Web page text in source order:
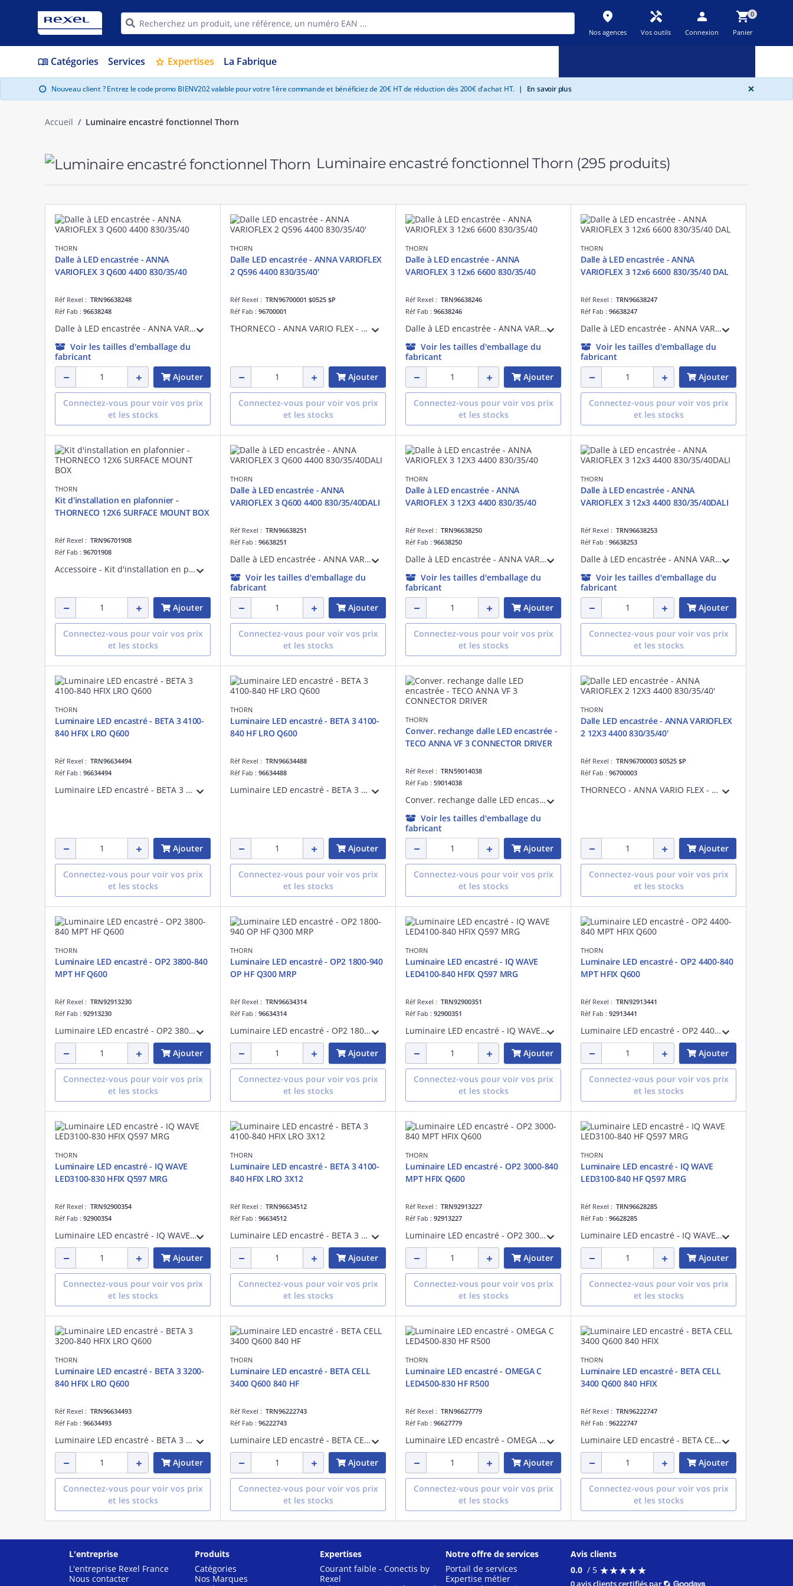
place
Nos agences
handyman
Vos outils
person
Connexion
shopping_cart0
Panier
menu_book Catégories Services star Expertises La Fabrique
info Nouveau client ? Entrez le code promo BIENV202 valable pour votre 1ère commande et bénéficiez de 20€ HT de réduction dès 200€ d'achat HT. | En savoir plus ×
Accueil Luminaire encastré fonctionnel Thorn
Luminaire encastré fonctionnel Thorn (295 produits)
THORN
Dalle à LED encastrée - ANNA
VARIOFLEX 3 Q600 4400 830/35/40
Réf Rexel : TRN96638248
Réf Fab : 96638248
Dalle à LED encastrée - ANNA VARIOFLEX 3 Q600 4400 830/35/40 - Câble pour raccordement de luminaires ¿ 3000K
Voir les tailles d'emballage du
fabricant
Ajouter
Connectez-vous pour voir vos prix
et les stocks
THORN
Dalle LED encastrée - ANNA VARIOFLEX
2 Q596 4400 830/35/40'
Réf Rexel : TRN96700001 $0525 $P
Réf Fab : 96700001
THORNECO - ANNA VARIO FLEX - Dalle LED encastrée UGR< 19 à technologie FLEX avec température de couleur réglable de 3000K, 3500K ou 4000K via un interrupteur situé sur le luminaire. Flux réglable (Vario) de 3000 à 4400 lm. Diffuseur opale.
Ajouter
Connectez-vous pour voir vos prix
et les stocks
THORN
Dalle à LED encastrée - ANNA
VARIOFLEX 3 12x6 6600 830/35/40
Réf Rexel : TRN96638246
Réf Fab : 96638246
Dalle à LED encastrée - ANNA VARIOFLEX 3 12x6 6600 830/35/40 - Câble pour raccordement de luminaires ¿ 47W ¿ 3000K
Voir les tailles d'emballage du
fabricant
Ajouter
Connectez-vous pour voir vos prix
et les stocks
THORN
Dalle à LED encastrée - ANNA
VARIOFLEX 3 12x6 6600 830/35/40 DAL
Réf Rexel : TRN96638247
Réf Fab : 96638247
Dalle à LED encastrée - ANNA VARIOFLEX 3 12x6 6600 830/35/40 DAL - Boîtier de commande pour pilotage de projecteurs LED ¿ 47W ¿ 3000K ¿ version DALI
Voir les tailles d'emballage du
fabricant
Ajouter
Connectez-vous pour voir vos prix
et les stocks
THORN
Kit d'installation en plafonnier -
THORNECO 12X6 SURFACE MOUNT BOX
Réf Rexel : TRN96701908
Réf Fab : 96701908
Accessoire - Kit d'installation en plafonnier - THORNECO 12X6 SURFACE MOUNT BOX
Ajouter
Connectez-vous pour voir vos prix
et les stocks
THORN
Dalle à LED encastrée - ANNA
VARIOFLEX 3 Q600 4400 830/35/40DALI
Réf Rexel : TRN96638251
Réf Fab : 96638251
Dalle à LED encastrée - ANNA VARIOFLEX 3 Q600 4400 830/35/40DALI - Boîtier de commande pour pilotage de projecteurs LED ¿ 35W ¿ 3000K ¿ version DALI
Voir les tailles d'emballage du
fabricant
Ajouter
Connectez-vous pour voir vos prix
et les stocks
THORN
Dalle à LED encastrée - ANNA
VARIOFLEX 3 12X3 4400 830/35/40
Réf Rexel : TRN96638250
Réf Fab : 96638250
Dalle à LED encastrée - ANNA VARIOFLEX 3 12X3 4400 830/35/40 - Câble pour raccordement de luminaires ¿ 3000K
Voir les tailles d'emballage du
fabricant
Ajouter
Connectez-vous pour voir vos prix
et les stocks
THORN
Dalle à LED encastrée - ANNA
VARIOFLEX 3 12x3 4400 830/35/40DALI
Réf Rexel : TRN96638253
Réf Fab : 96638253
Dalle à LED encastrée - ANNA VARIOFLEX 3 12x3 4400 830/35/40DALI - Boîtier de commande pour pilotage de projecteurs LED ¿ 35W ¿ 3000K ¿ version DALI
Voir les tailles d'emballage du
fabricant
Ajouter
Connectez-vous pour voir vos prix
et les stocks
THORN
Luminaire LED encastré - BETA 3 4100-
840 HFIX LRO Q600
Réf Rexel : TRN96634494
Réf Fab : 96634494
Luminaire LED encastré - BETA 3 4100-840 HFIX LRO Q600 - Accessoire pour installation d'éclairage ¿ 4100 lm ¿ 33.6W ¿ 4000K ¿ version DALI
Ajouter
Connectez-vous pour voir vos prix
et les stocks
THORN
Luminaire LED encastré - BETA 3 4100-
840 HF LRO Q600
Réf Rexel : TRN96634488
Réf Fab : 96634488
Luminaire LED encastré - BETA 3 4100-840 HF LRO Q600 - Accessoire pour installation d'éclairage ¿ 4100 lm ¿ 33.6W ¿ 4000K
Ajouter
Connectez-vous pour voir vos prix
et les stocks
THORN
Conver. rechange dalle LED encastrée -
TECO ANNA VF 3 CONNECTOR DRIVER
Réf Rexel : TRN59014038
Réf Fab : 59014038
Conver. rechange dalle LED encastrée - TECO ANNA VF 3 CONNECTOR DRIVER - Boîtier de commande pour pilotage de projecteurs LED
Voir les tailles d'emballage du
fabricant
Ajouter
Connectez-vous pour voir vos prix
et les stocks
THORN
Dalle LED encastrée - ANNA VARIOFLEX
2 12X3 4400 830/35/40'
Réf Rexel : TRN96700003 $0525 $P
Réf Fab : 96700003
THORNECO - ANNA VARIO FLEX - Dalle LED encastrée UGR< 19 à technologie FLEX avec température de couleur réglable de 3000K, 3500K ou 4000K via un interrupteur situé sur le luminaire. Flux réglable (Vario) de 3000 à 4400 lm. Diffuseur opale.
Ajouter
Connectez-vous pour voir vos prix
et les stocks
THORN
Luminaire LED encastré - OP2 3800-840
MPT HF Q600
Réf Rexel : TRN92913230
Réf Fab : 92913230
Luminaire LED encastré - OP2 3800-840 MPT HF Q600 - Plafonnier LED encastré pour éclairage intérieur performant ¿ 3800 lm ¿ 29.9W ¿ 4000K ¿ IP20
Ajouter
Connectez-vous pour voir vos prix
et les stocks
THORN
Luminaire LED encastré - OP2 1800-940
OP HF Q300 MRP
Réf Rexel : TRN96634314
Réf Fab : 96634314
Luminaire LED encastré - OP2 1800-940 OP HF Q300 MRP - Plafonnier LED pour éclairage intérieur performant ¿ 1710 lm ¿ 19.2W ¿ 4000K ¿ IP20
Ajouter
Connectez-vous pour voir vos prix
et les stocks
THORN
Luminaire LED encastré - IQ WAVE
LED4100-840 HFIX Q597 MRG
Réf Rexel : TRN92900351
Réf Fab : 92900351
Luminaire LED encastré - IQ WAVE LED4100-840 HFIX Q597 MRG - Accessoire pour installation d'éclairage ¿ 4250 lm ¿ 40W ¿ 4000K ¿ version DALI
Ajouter
Connectez-vous pour voir vos prix
et les stocks
THORN
Luminaire LED encastré - OP2 4400-840
MPT HFIX Q600
Réf Rexel : TRN92913441
Réf Fab : 92913441
Luminaire LED encastré - OP2 4400-840 MPT HFIX Q600 - Plafonnier LED encastré pour éclairage intérieur performant ¿ 4450 lm ¿ 35W ¿ 4000K ¿ IP20 ¿ version DALI
Ajouter
Connectez-vous pour voir vos prix
et les stocks
THORN
Luminaire LED encastré - IQ WAVE
LED3100-830 HFIX Q597 MRG
Réf Rexel : TRN92900354
Réf Fab : 92900354
Luminaire LED encastré - IQ WAVE LED3100-830 HFIX Q597 MRG - Accessoire pour installation d'éclairage ¿ 3050 lm ¿ 30W ¿ 3000K ¿ version DALI
Ajouter
Connectez-vous pour voir vos prix
et les stocks
THORN
Luminaire LED encastré - BETA 3 4100-
840 HFIX LRO 3X12
Réf Rexel : TRN96634512
Réf Fab : 96634512
Luminaire LED encastré - BETA 3 4100-840 HFIX LRO 3X12 - Accessoire pour installation d'éclairage ¿ 4100 lm ¿ 33.6W ¿ 4000K ¿ version DALI
Ajouter
Connectez-vous pour voir vos prix
et les stocks
THORN
Luminaire LED encastré - OP2 3000-840
MPT HFIX Q600
Réf Rexel : TRN92913227
Réf Fab : 92913227
Luminaire LED encastré - OP2 3000-840 MPT HFIX Q600 - Plafonnier LED encastré pour éclairage intérieur performant ¿ 3000 lm ¿ 23.7W ¿ 4000K ¿ IP20 ¿ version DALI
Ajouter
Connectez-vous pour voir vos prix
et les stocks
THORN
Luminaire LED encastré - IQ WAVE
LED3100-840 HF Q597 MRG
Réf Rexel : TRN96628285
Réf Fab : 96628285
Luminaire LED encastré - IQ WAVE LED3100-840 HF Q597 MRG - Accessoire pour installation d'éclairage ¿ 3200 lm ¿ 30W ¿ 4000K
Ajouter
Connectez-vous pour voir vos prix
et les stocks
THORN
Luminaire LED encastré - BETA 3 3200-
840 HFIX LRO Q600
Réf Rexel : TRN96634493
Réf Fab : 96634493
Luminaire LED encastré - BETA 3 3200-840 HFIX LRO Q600 - Accessoire pour installation d'éclairage ¿ 3200 lm ¿ 26W ¿ 4000K ¿ version DALI
Ajouter
Connectez-vous pour voir vos prix
et les stocks
THORN
Luminaire LED encastré - BETA CELL
3400 Q600 840 HF
Réf Rexel : TRN96222743
Réf Fab : 96222743
Luminaire LED encastré - BETA CELL 3400 Q600 840 HF - Accessoire pour installation d'éclairage ¿ 3473 lm ¿ 27W ¿ 4000K ¿ IP20 ¿ version cellule
Ajouter
Connectez-vous pour voir vos prix
et les stocks
THORN
Luminaire LED encastré - OMEGA C
LED4500-830 HF R500
Réf Rexel : TRN96627779
Réf Fab : 96627779
Luminaire LED encastré - OMEGA C LED4500-830 HF R500 - Accessoire pour installation d'éclairage ¿ 4075 lm ¿ 42W ¿ 3000K ¿ IP20
Ajouter
Connectez-vous pour voir vos prix
et les stocks
THORN
Luminaire LED encastré - BETA CELL
3400 Q600 840 HFIX
Réf Rexel : TRN96222747
Réf Fab : 96222747
Luminaire LED encastré - BETA CELL 3400 Q600 840 HFIX - Accessoire pour installation d'éclairage ¿ 3465 lm ¿ 27W ¿ 4000K ¿ IP20 ¿ version DALI/cellule
Ajouter
Connectez-vous pour voir vos prix
et les stocks
L'entreprise
L'entreprise Rexel France
Nous contacter
Produits
Catégories
Nos Marques
Expertises
Courant faible - Conectis by
Rexel
Notre offre de services
Portail de services
Expertise métier
Avis clients
0.0 / 5 ★★★★★
★★★★★
0 avis clients certifiés par